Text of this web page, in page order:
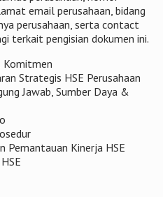
email perusahaan, bidang
perusahaan, serta contact
terkait pengisian dokumen ini.
Komitmen
Strategis HSE Perusahaan
Jawab, Sumber Daya &
Pemantauan Kinerja HSE